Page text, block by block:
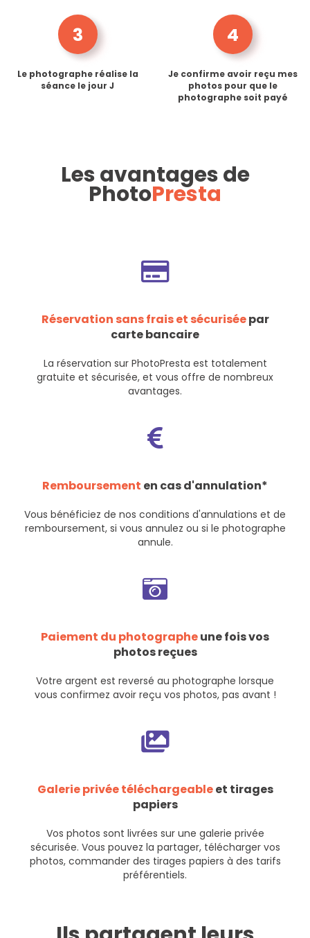
3
Le photographe réalise la
séance le jour J
4
Je confirme avoir reçu mes
photos pour que le
photographe soit payé
Les avantages de
PhotoPresta
Réservation sans frais et sécuriséepar
carte bancaire
La réservation sur PhotoPresta est totalement
gratuite et sécurisée, et vous offre de nombreux
avantages.
Remboursement en cas d'annulation*
Vous bénéficiez de nos conditions d'annulations et de
remboursement, si vous annulez ou si le photographe
annule.
Paiement du photographeune fois vos
photos reçues
Votre argent est reversé au photographe lorsque
vous confirmez avoir reçu vos photos, pas avant !
Galerie privée téléchargeableet tirages
papiers
Vos photos sont livrées sur une galerie privée
sécurisée. Vous pouvez la partager, télécharger vos
photos, commander des tirages papiers à des tarifs
préférentiels.